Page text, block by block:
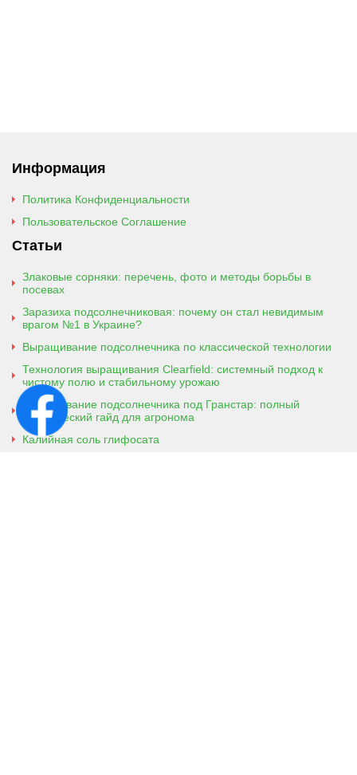
Информация
Политика Конфиденциальности
Пользовательское Соглашение
Статьи
Злаковые сорняки: перечень, фото и методы борьбы в
посевах
Заразиха подсолнечниковая: почему он стал невидимым
врагом №1 в Украине?
Выращивание подсолнечника по классической технологии
Технология выращивания Clearfield: системный подход к
чистому полю и стабильному урожаю
Выращивание подсолнечника под Гранстар: полный
практический гайд для агронома
Калийная соль глифосата